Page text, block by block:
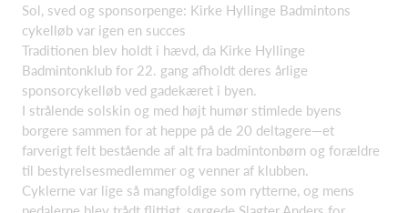
Sol, sved og sponsorpenge: Kirke Hyllinge Badmintons
cykelløb var igen en succes
Traditionen blev holdt i hævd, da Kirke Hyllinge
Badmintonklub for 22. gang afholdt deres årlige
sponsorcykelløb ved gadekæret i byen.
I strålende solskin og med højt humør stimlede byens
borgere sammen for at heppe på de 20 deltagere—et
farverigt felt bestående af alt fra badmintonbørn og forældre
til bestyrelsesmedlemmer og venner af klubben.
Cyklerne var lige så mangfoldige som rytterne, og mens